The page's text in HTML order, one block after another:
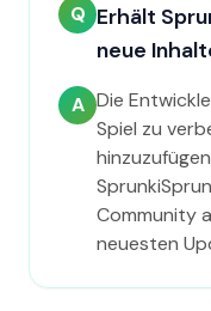
Q Erhält
neue
A Die
Spiel zu
Community
neuesten